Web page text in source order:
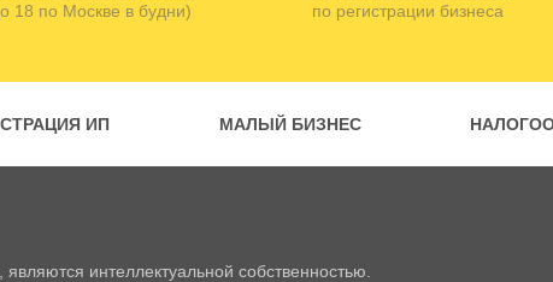
18 по Москве в будни)
по регистрации бизнеса
ИП МАЛЫЙ БИЗНЕС
интеллектуальной собственностью.